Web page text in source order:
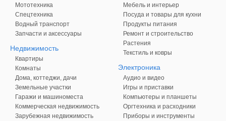
Мототехника
Спецтехника
Водный транспорт
Запчасти и аксессуары
Недвижимость
Квартиры
Комнаты
Дома, коттеджи, дачи
Земельные участки
Гаражи и машиноместа
Коммерческая недвижимость
Зарубежная недвижимость
Мебель и интерьер
Посуда и товары для кухни
Продукты питания
Ремонт и строительство
Растения
Текстиль и ковры
Электроника
Аудио и видео
Игры и приставки
Компьютеры и планшеты
Оргтехника и расходники
Приборы и инструменты